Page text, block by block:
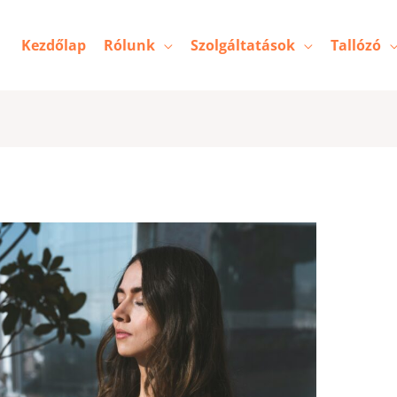
Kezdőlap Rólunk Szolgáltatások Tallózó